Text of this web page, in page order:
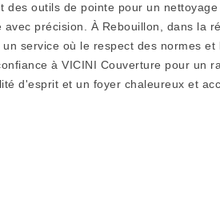
des outils de pointe pour un
avec précision. À Rebouillon, dans la
service où le respect des normes et
à VICINI Couverture pour un
d'esprit et un foyer chaleureux et